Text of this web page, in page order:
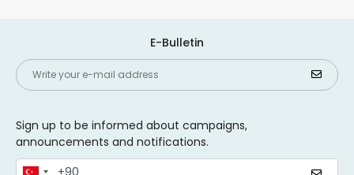
E-Bulletin
Sign up to be informed about campaigns,
announcements and notifications.